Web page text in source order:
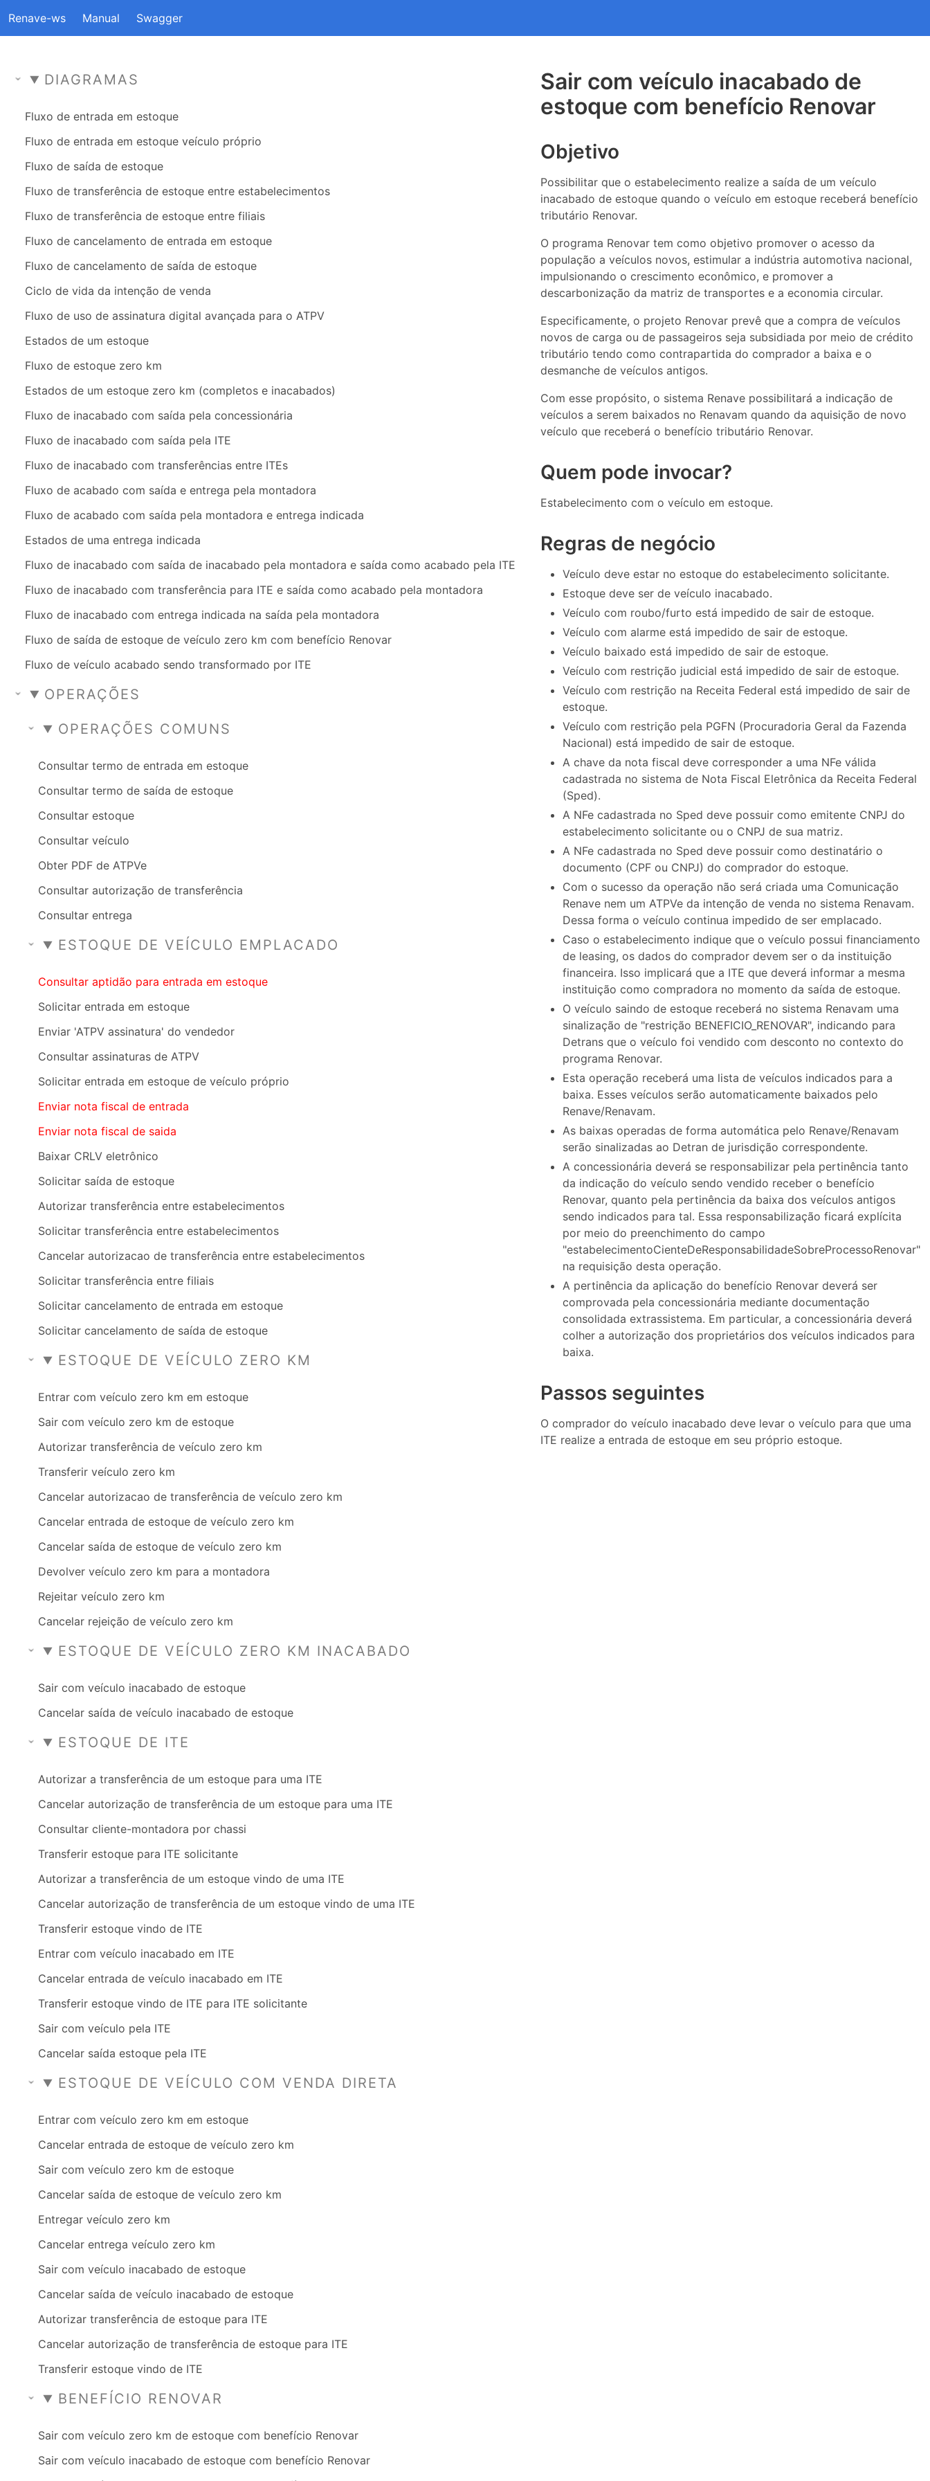
Renave-ws Manual Swagger
DIAGRAMAS
Fluxo de entrada em estoque
Fluxo de entrada em estoque veículo próprio
Fluxo de saída de estoque
Fluxo de transferência de estoque entre estabelecimentos
Fluxo de transferência de estoque entre filiais
Fluxo de cancelamento de entrada em estoque
Fluxo de cancelamento de saída de estoque
Ciclo de vida da intenção de venda
Fluxo de uso de assinatura digital avançada para o ATPV
Estados de um estoque
Fluxo de estoque zero km
Estados de um estoque zero km (completos e inacabados)
Fluxo de inacabado com saída pela concessionária
Fluxo de inacabado com saída pela ITE
Fluxo de inacabado com transferências entre ITEs
Fluxo de acabado com saída e entrega pela montadora
Fluxo de acabado com saída pela montadora e entrega indicada
Estados de uma entrega indicada
Fluxo de inacabado com saída de inacabado pela montadora e saída como acabado pela ITE
Fluxo de inacabado com transferência para ITE e saída como acabado pela montadora
Fluxo de inacabado com entrega indicada na saída pela montadora
Fluxo de saída de estoque de veículo zero km com benefício Renovar
Fluxo de veículo acabado sendo transformado por ITE
OPERAÇÕES
OPERAÇÕES COMUNS
Consultar termo de entrada em estoque
Consultar termo de saída de estoque
Consultar estoque
Consultar veículo
Obter PDF de ATPVe
Consultar autorização de transferência
Consultar entrega
ESTOQUE DE VEÍCULO EMPLACADO
Consultar aptidão para entrada em estoque
Solicitar entrada em estoque
Enviar 'ATPV assinatura' do vendedor
Consultar assinaturas de ATPV
Solicitar entrada em estoque de veículo próprio
Enviar nota fiscal de entrada
Enviar nota fiscal de saida
Baixar CRLV eletrônico
Solicitar saída de estoque
Autorizar transferência entre estabelecimentos
Solicitar transferência entre estabelecimentos
Cancelar autorizacao de transferência entre estabelecimentos
Solicitar transferência entre filiais
Solicitar cancelamento de entrada em estoque
Solicitar cancelamento de saída de estoque
ESTOQUE DE VEÍCULO ZERO KM
Entrar com veículo zero km em estoque
Sair com veículo zero km de estoque
Autorizar transferência de veículo zero km
Transferir veículo zero km
Cancelar autorizacao de transferência de veículo zero km
Cancelar entrada de estoque de veículo zero km
Cancelar saída de estoque de veículo zero km
Devolver veículo zero km para a montadora
Rejeitar veículo zero km
Cancelar rejeição de veículo zero km
ESTOQUE DE VEÍCULO ZERO KM INACABADO
Sair com veículo inacabado de estoque
Cancelar saída de veículo inacabado de estoque
ESTOQUE DE ITE
Autorizar a transferência de um estoque para uma ITE
Cancelar autorização de transferência de um estoque para uma ITE
Consultar cliente-montadora por chassi
Transferir estoque para ITE solicitante
Autorizar a transferência de um estoque vindo de uma ITE
Cancelar autorização de transferência de um estoque vindo de uma ITE
Transferir estoque vindo de ITE
Entrar com veículo inacabado em ITE
Cancelar entrada de veículo inacabado em ITE
Transferir estoque vindo de ITE para ITE solicitante
Sair com veículo pela ITE
Cancelar saída estoque pela ITE
ESTOQUE DE VEÍCULO COM VENDA DIRETA
Entrar com veículo zero km em estoque
Cancelar entrada de estoque de veículo zero km
Sair com veículo zero km de estoque
Cancelar saída de estoque de veículo zero km
Entregar veículo zero km
Cancelar entrega veículo zero km
Sair com veículo inacabado de estoque
Cancelar saída de veículo inacabado de estoque
Autorizar transferência de estoque para ITE
Cancelar autorização de transferência de estoque para ITE
Transferir estoque vindo de ITE
BENEFÍCIO RENOVAR
Sair com veículo zero km de estoque com benefício Renovar
Sair com veículo inacabado de estoque com benefício Renovar
Sair com veículo inacabado de
estoque com benefício Renovar
Objetivo
Possibilitar que o estabelecimento realize a saída de um veículo
inacabado de estoque quando o veículo em estoque receberá benefício
tributário Renovar.
O programa Renovar tem como objetivo promover o acesso da
população a veículos novos, estimular a indústria automotiva nacional,
impulsionando o crescimento econômico, e promover a
descarbonização da matriz de transportes e a economia circular.
Especificamente, o projeto Renovar prevê que a compra de veículos
novos de carga ou de passageiros seja subsidiada por meio de crédito
tributário tendo como contrapartida do comprador a baixa e o
desmanche de veículos antigos.
Com esse propósito, o sistema Renave possibilitará a indicação de
veículos a serem baixados no Renavam quando da aquisição de novo
veículo que receberá o benefício tributário Renovar.
Quem pode invocar?
Estabelecimento com o veículo em estoque.
Regras de negócio
Veículo deve estar no estoque do estabelecimento solicitante.
Estoque deve ser de veículo inacabado.
Veículo com roubo/furto está impedido de sair de estoque.
Veículo com alarme está impedido de sair de estoque.
Veículo baixado está impedido de sair de estoque.
Veículo com restrição judicial está impedido de sair de estoque.
Veículo com restrição na Receita Federal está impedido de sair de
estoque.
Veículo com restrição pela PGFN (Procuradoria Geral da Fazenda
Nacional) está impedido de sair de estoque.
A chave da nota fiscal deve corresponder a uma NFe válida
cadastrada no sistema de Nota Fiscal Eletrônica da Receita Federal
(Sped).
A NFe cadastrada no Sped deve possuir como emitente CNPJ do
estabelecimento solicitante ou o CNPJ de sua matriz.
A NFe cadastrada no Sped deve possuir como destinatário o
documento (CPF ou CNPJ) do comprador do estoque.
Com o sucesso da operação não será criada uma Comunicação
Renave nem um ATPVe da intenção de venda no sistema Renavam.
Dessa forma o veículo continua impedido de ser emplacado.
Caso o estabelecimento indique que o veículo possui financiamento
de leasing, os dados do comprador devem ser o da instituição
financeira. Isso implicará que a ITE que deverá informar a mesma
instituição como compradora no momento da saída de estoque.
O veículo saindo de estoque receberá no sistema Renavam uma
sinalização de "restrição BENEFICIO_RENOVAR", indicando para
Detrans que o veículo foi vendido com desconto no contexto do
programa Renovar.
Esta operação receberá uma lista de veículos indicados para a
baixa. Esses veículos serão automaticamente baixados pelo
Renave/Renavam.
As baixas operadas de forma automática pelo Renave/Renavam
serão sinalizadas ao Detran de jurisdição correspondente.
A concessionária deverá se responsabilizar pela pertinência tanto
da indicação do veículo sendo vendido receber o benefício
Renovar, quanto pela pertinência da baixa dos veículos antigos
sendo indicados para tal. Essa responsabilização ficará explícita
por meio do preenchimento do campo
"estabelecimentoCienteDeResponsabilidadeSobreProcessoRenovar"
na requisição desta operação.
A pertinência da aplicação do benefício Renovar deverá ser
comprovada pela concessionária mediante documentação
consolidada extrassistema. Em particular, a concessionária deverá
colher a autorização dos proprietários dos veículos indicados para
baixa.
Passos seguintes
O comprador do veículo inacabado deve levar o veículo para que uma
ITE realize a entrada de estoque em seu próprio estoque.